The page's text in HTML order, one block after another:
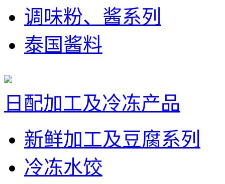
调味粉、酱系列
泰国酱料
日配加工及冷冻产品
新鲜加工及豆腐系列
冷冻水饺